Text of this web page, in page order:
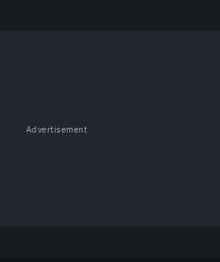
Advertisement